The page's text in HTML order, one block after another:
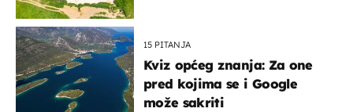
15 PITANJA
Kviz općeg znanja: Za one
pred kojima se i Google
može sakriti